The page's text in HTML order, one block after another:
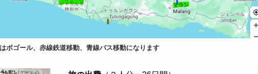
ボゴール、赤線鉄道移動、青線バス移動になります